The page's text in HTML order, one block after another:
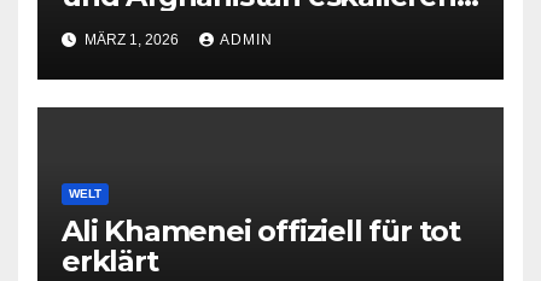
erneut
MÄRZ 1, 2026 ADMIN
WELT
Ali Khamenei offiziell für tot
erklärt